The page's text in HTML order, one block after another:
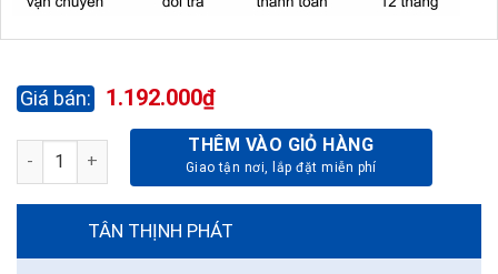
1.192.000₫
BỘ BÀN GHẾ HỌC SINH BHS106-5 + GHS106-5 số lượng
THÊM VÀO GIỎ HÀNG
TÂN THỊNH PHÁT